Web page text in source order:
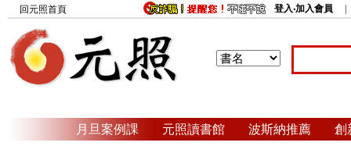
回元照首頁 登入‧加入會員
月旦案例課 元照讀書館 波斯納推薦 創